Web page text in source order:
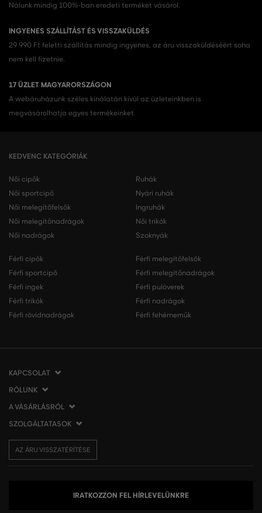
Nálunk mindig 100%-ban eredeti terméket vásárol.
INGYENES SZÁLLÍTÁST ÉS VISSZAKÜLDÉS
29 990 Ft feletti szállítás mindig ingyenes, az áru visszaküldéséért soha
nem kell fizetnie.
17 ÜZLET MAGYARORSZÁGON
A webáruházunk széles kínálatán kívül az üzleteinkben is
megvásárolhatja egyes termékeinket.
KEDVENC KATEGÓRIÁK
Női cipők
Női sportcipő
Női melegítőfelsők
Női melegítőnadrágok
Női nadrágok
Ruhák
Nyári ruhák
Ingruhák
Női trikók
Szoknyák
Férfi cipők
Férfi sportcipő
Férfi ingek
Férfi trikók
Férfi rövidnadrágok
Férfi melegítőfelsők
Férfi melegítőnadrágok
Férfi pulóverek
Férfi nadrágok
Férfi fehérneműk
KAPCSOLAT
VERMONT Services Slovakia s. r. o.
Vlčie hrdlo 53
821 07 Bratislava
tel.: 06 1 901 1901
info@eshopgant.hu
RÓLUNK
Cégünkről
Elérhetőség
Affiliate
A VÁSÁRLÁSRÓL
A vásárlás menete
Általános szerződési feltételek
Az áru visszatérítése/visszáru
Személyes adatok kezelése
SZOLGÁLTATASOK
Szállítás és fizetés
AZ ÁRU VISSZATÉRÍTÉSE
IRATKOZZON FEL HÍRLEVELÜNKRE